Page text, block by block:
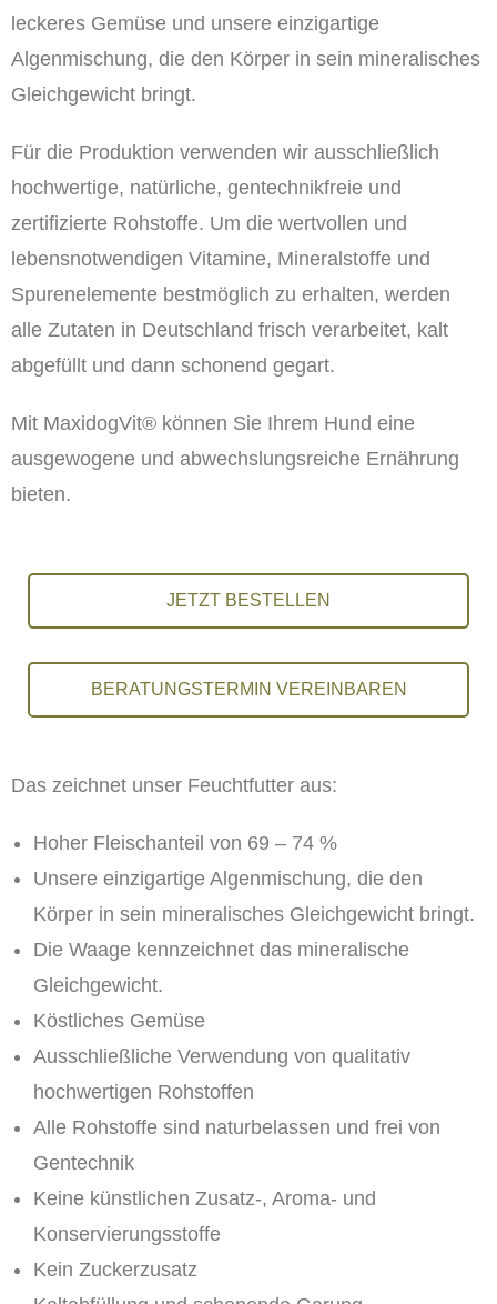
leckeres Gemüse und unsere einzigartige
Algenmischung, die den Körper in sein mineralisches
Gleichgewicht bringt.
Für die Produktion verwenden wir ausschließlich
hochwertige, natürliche, gentechnikfreie und
zertifizierte Rohstoffe. Um die wert­vollen und
lebensnotwendigen Vitamine, Mineralstoffe und
Spurenelemente bestmöglich zu erhalten, werden
alle Zutaten in Deutschland frisch verarbeitet, kalt
abgefüllt und dann schonend gegart.
Mit MaxidogVit® können Sie Ihrem Hund eine
ausgewogene und abwechslungsreiche Ernährung
bieten.
JETZT BESTELLEN
BERATUNGSTERMIN VEREINBAREN
Das zeichnet unser Feuchtfutter aus:
Hoher Fleischanteil von 69 – 74 %
Unsere einzigartige Algenmischung, die den
Körper in sein mineralisches Gleichgewicht bringt.
Die Waage kennzeichnet das mineralische
Gleichgewicht.
Köstliches Gemüse
Ausschließliche Verwendung von qualitativ
hochwertigen Rohstoffen
Alle Rohstoffe sind naturbelassen und frei von
Gentechnik
Keine künstlichen Zusatz-, Aroma- und
Konservierungsstoffe
Kein Zuckerzusatz